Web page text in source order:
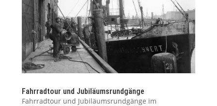
Fahrradtour und Jubiläumsrundgänge
Fahrradtour und Jubiläumsrundgänge im